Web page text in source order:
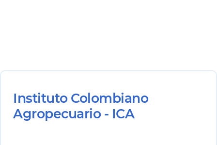
Instituto Colombiano
Agropecuario - ICA